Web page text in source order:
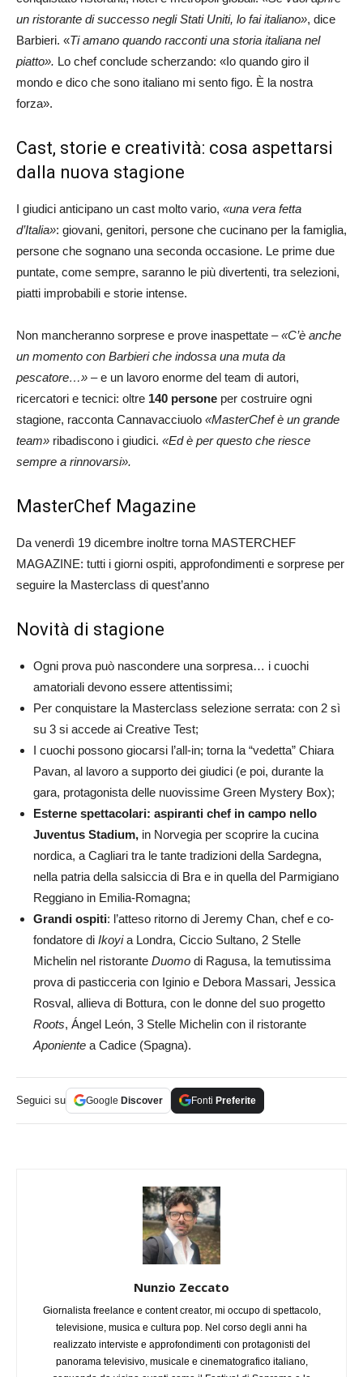
un ristorante di successo negli Stati Uniti, lo fai italiano», dice
Barbieri. «Ti amano quando racconti una storia italiana nel
piatto». Lo chef conclude scherzando: «Io quando giro il
mondo e dico che sono italiano mi sento figo. È la nostra
forza».
Cast, storie e creatività: cosa aspettarsi
dalla nuova stagione
I giudici anticipano un cast molto vario, «una vera fetta
d’Italia»: giovani, genitori, persone che cucinano per la famiglia,
persone che sognano una seconda occasione. Le prime due
puntate, come sempre, saranno le più divertenti, tra selezioni,
piatti improbabili e storie intense.
Non mancheranno sorprese e prove inaspettate –«C’è anche
un momento con Barbieri che indossa una muta da
pescatore…» – e un lavoro enorme del team di autori,
ricercatori e tecnici: oltre 140 persone per costruire ogni
stagione, racconta Cannavacciuolo «MasterChef è un grande
team» ribadiscono i giudici. «Ed è per questo che riesce
sempre a rinnovarsi».
MasterChef Magazine
Da venerdì 19 dicembre inoltre torna MASTERCHEF
MAGAZINE: tutti i giorni ospiti, approfondimenti e sorprese per
seguire la Masterclass di quest’anno
Novità di stagione
Ogni prova può nascondere una sorpresa… i cuochi
amatoriali devono essere attentissimi;
Per conquistare la Masterclass selezione serrata: con 2 sì
su 3 si accede ai Creative Test;
I cuochi possono giocarsi l’all-in; torna la “vedetta” Chiara
Pavan, al lavoro a supporto dei giudici (e poi, durante la
gara, protagonista delle nuovissime Green Mystery Box);
Esterne spettacolari: aspiranti chef in campo nello
Juventus Stadium, in Norvegia per scoprire la cucina
nordica, a Cagliari tra le tante tradizioni della Sardegna,
nella patria della salsiccia di Bra e in quella del Parmigiano
Reggiano in Emilia-Romagna;
Grandi ospiti: l’atteso ritorno di Jeremy Chan, chef e co-
fondatore di Ikoyia Londra, Ciccio Sultano, 2 Stelle
Michelin nel ristorante Duomo di Ragusa, la temutissima
prova di pasticceria con Iginio e Debora Massari, Jessica
Rosval, allieva di Bottura, con le donne del suo progetto
Roots, Ángel León, 3 Stelle Michelin con il ristorante
Aponiente a Cadice (Spagna).
Seguici su Google Discover Fonti Preferite
Nunzio Zeccato
Giornalista freelance e content creator, mi occupo di spettacolo,
televisione, musica e cultura pop. Nel corso degli anni ha
realizzato interviste e approfondimenti con protagonisti del
panorama televisivo, musicale e cinematografico italiano,